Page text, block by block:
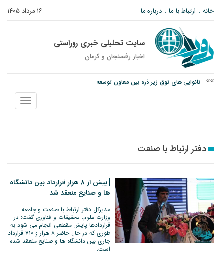
۱۶ مرداد ۱۴۰۵ خانه ارتباط با ما درباره ما
سایت تحلیلی خبری روراستی
اخبار رفسنجان و كرمان
نانوایی های نوق زیر ذره بین معاون توسعه
نمایش
منو
دفتر ارتباط با صنعت
بیش از ۸ هزار قرارداد بین دانشگاه
ها و صنایع منعقد شد
مدیرکل دفتر ارتباط با صنعت و جامعه
وزارت علوم، تحقیقات و فناوری گفت: در
قراردادها پایش مقطعی انجام می شود به
طوری که در حال حاضر ۸ هزار و ۷۱۰ قرارداد
جاری بین دانشگاه ها و صنایع منعقد شده
است.